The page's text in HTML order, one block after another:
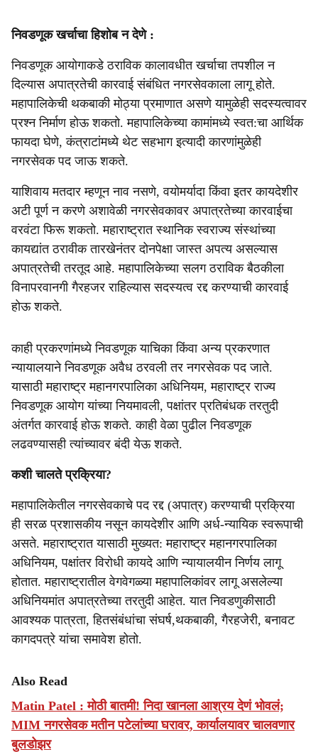
निवडणूक खर्चाचा हिशोब न देणे :
निवडणूक आयोगाकडे ठराविक कालावधीत खर्चाचा तपशील न
दिल्यास अपात्रतेची कारवाई संबंधित नगरसेवकाला लागू होते.
महापालिकेची थकबाकी मोठ्या प्रमाणात असणे यामुळेही सदस्यत्वावर
प्रश्न निर्माण होऊ शकतो. महापालिकेच्या कामांमध्ये स्वत:चा आर्थिक
फायदा घेणे, कंत्राटांमध्ये थेट सहभाग इत्यादी कारणांमुळेही
नगरसेवक पद जाऊ शकते.
याशिवाय मतदार म्हणून नाव नसणे, वयोमर्यादा किंवा इतर कायदेशीर
अटी पूर्ण न करणे अशावेळी नगरसेवकावर अपात्रतेच्या कारवाईचा
वरवंटा फिरू शकतो. महाराष्ट्रात स्थानिक स्वराज्य संस्थांच्या
कायद्यांत ठरावीक तारखेनंतर दोनपेक्षा जास्त अपत्य असल्यास
अपात्रतेची तरतूद आहे. महापालिकेच्या सलग ठराविक बैठकीला
विनापरवानगी गैरहजर राहिल्यास सदस्यत्व रद्द करण्याची कारवाई
होऊ शकते.
काही प्रकरणांमध्ये निवडणूक याचिका किंवा अन्य प्रकरणात
न्यायालयाने निवडणूक अवैध ठरवली तर नगरसेवक पद जाते.
यासाठी महाराष्ट्र महानगरपालिका अधिनियम, महाराष्ट्र राज्य
निवडणूक आयोग यांच्या नियमावली, पक्षांतर प्रतिबंधक तरतुदी
अंतर्गत कारवाई होऊ शकते. काही वेळा पुढील निवडणूक
लढवण्यासही त्यांच्यावर बंदी येऊ शकते.
कशी चालते प्रक्रिया?
महापालिकेतील नगरसेवकाचे पद रद्द (अपात्र) करण्याची प्रक्रिया
ही सरळ प्रशासकीय नसून कायदेशीर आणि अर्ध-न्यायिक स्वरूपाची
असते. महाराष्ट्रात यासाठी मुख्यत: महाराष्ट्र महानगरपालिका
अधिनियम, पक्षांतर विरोधी कायदे आणि न्यायालयीन निर्णय लागू
होतात. महाराष्ट्रातील वेगवेगळ्या महापालिकांवर लागू असलेल्या
अधिनियमांत अपात्रतेच्या तरतुदी आहेत. यात निवडणुकीसाठी
आवश्यक पात्रता, हितसंबंधांचा संघर्ष,थकबाकी, गैरहजेरी, बनावट
कागदपत्रे यांचा समावेश होतो.
Also Read
Matin Patel : मोठी बातमी! निदा खानला आश्रय देणं भोवलं;
MIM नगरसेवक मतीन पटेलांच्या घरावर, कार्यालयावर चालवणार
बुलडोझर